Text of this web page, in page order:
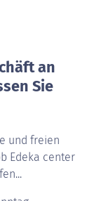
an
Sie
und freien
Edeka center